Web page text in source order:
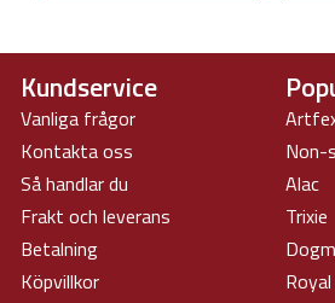
Kundservice
Vanliga frågor
Kontakta oss
Så handlar du
Frakt och leverans
Betalning
Köpvillkor
Non-
Alac
Trixie
Royal